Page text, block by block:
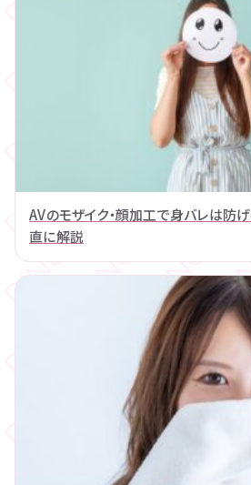
AVのモザイク・顔加工で身バレは防
直に解説